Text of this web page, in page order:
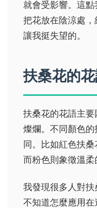
就會受影響。這
把花放在陰涼處，
讓我挺失望的。
扶桑花的
扶桑花的花語主
燦爛。不同顏色
同。比如紅色扶
而粉色則象徵溫柔
我發現很多人對
不知道怎麼應用